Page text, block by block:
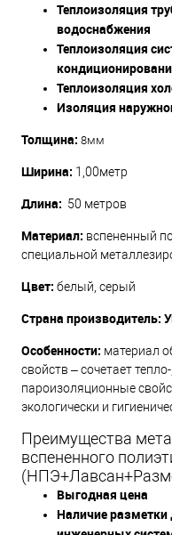
Теплоизоляция
водоснабжения
Теплоизоляция
Теплоизоляция
Изоляция
Толщина: 8мм
Ширина: 1,00метр
Длина: 50 метров
Материал: вспененный
специальной
Цвет: белый, серый
Страна производитель:
Особенности: материал
свойств – сочетает
пароизоляционные
экологически и
Преимущества
вспененного
Выгодная цена
Наличие